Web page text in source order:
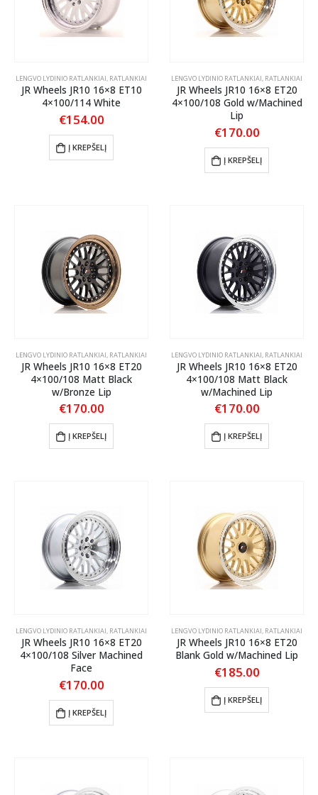
LENGVO LYDINIO RATLANKIAI, RATLANKIAI
JR Wheels JR10 16×8 ET10
4×100/114 White
€154.00
Į KREPŠELĮ
LENGVO LYDINIO RATLANKIAI, RATLANKIAI
JR Wheels JR10 16×8 ET20
4×100/108 Gold w/Machined
Lip
€170.00
Į KREPŠELĮ
LENGVO LYDINIO RATLANKIAI RATLANKIAI
JR Wheels JR10 16×8 ET20
4×100/108 Matt Black
w/Bronze Lip
€170.00
Į KREPŠELĮ
LENGVO LYDINIO RATLANKIAI RATLANKIAI
JR Wheels JR10 16×8 ET20
4×100/108 Matt Black
w/Machined Lip
€170.00
Į KREPŠELĮ
LENGVO LYDINIO RATLANKIAI, RATLANKIAI
JR Wheels JR10 16×8 ET20
4×100/108 Silver Machined
Face
€170.00
Į KREPŠELĮ
LENGVO LYDINIO RATLANKIAI, RATLANKIAI
JR Wheels JR10 16×8 ET20
Blank Gold w/Machined Lip
€185.00
Į KREPŠELĮ